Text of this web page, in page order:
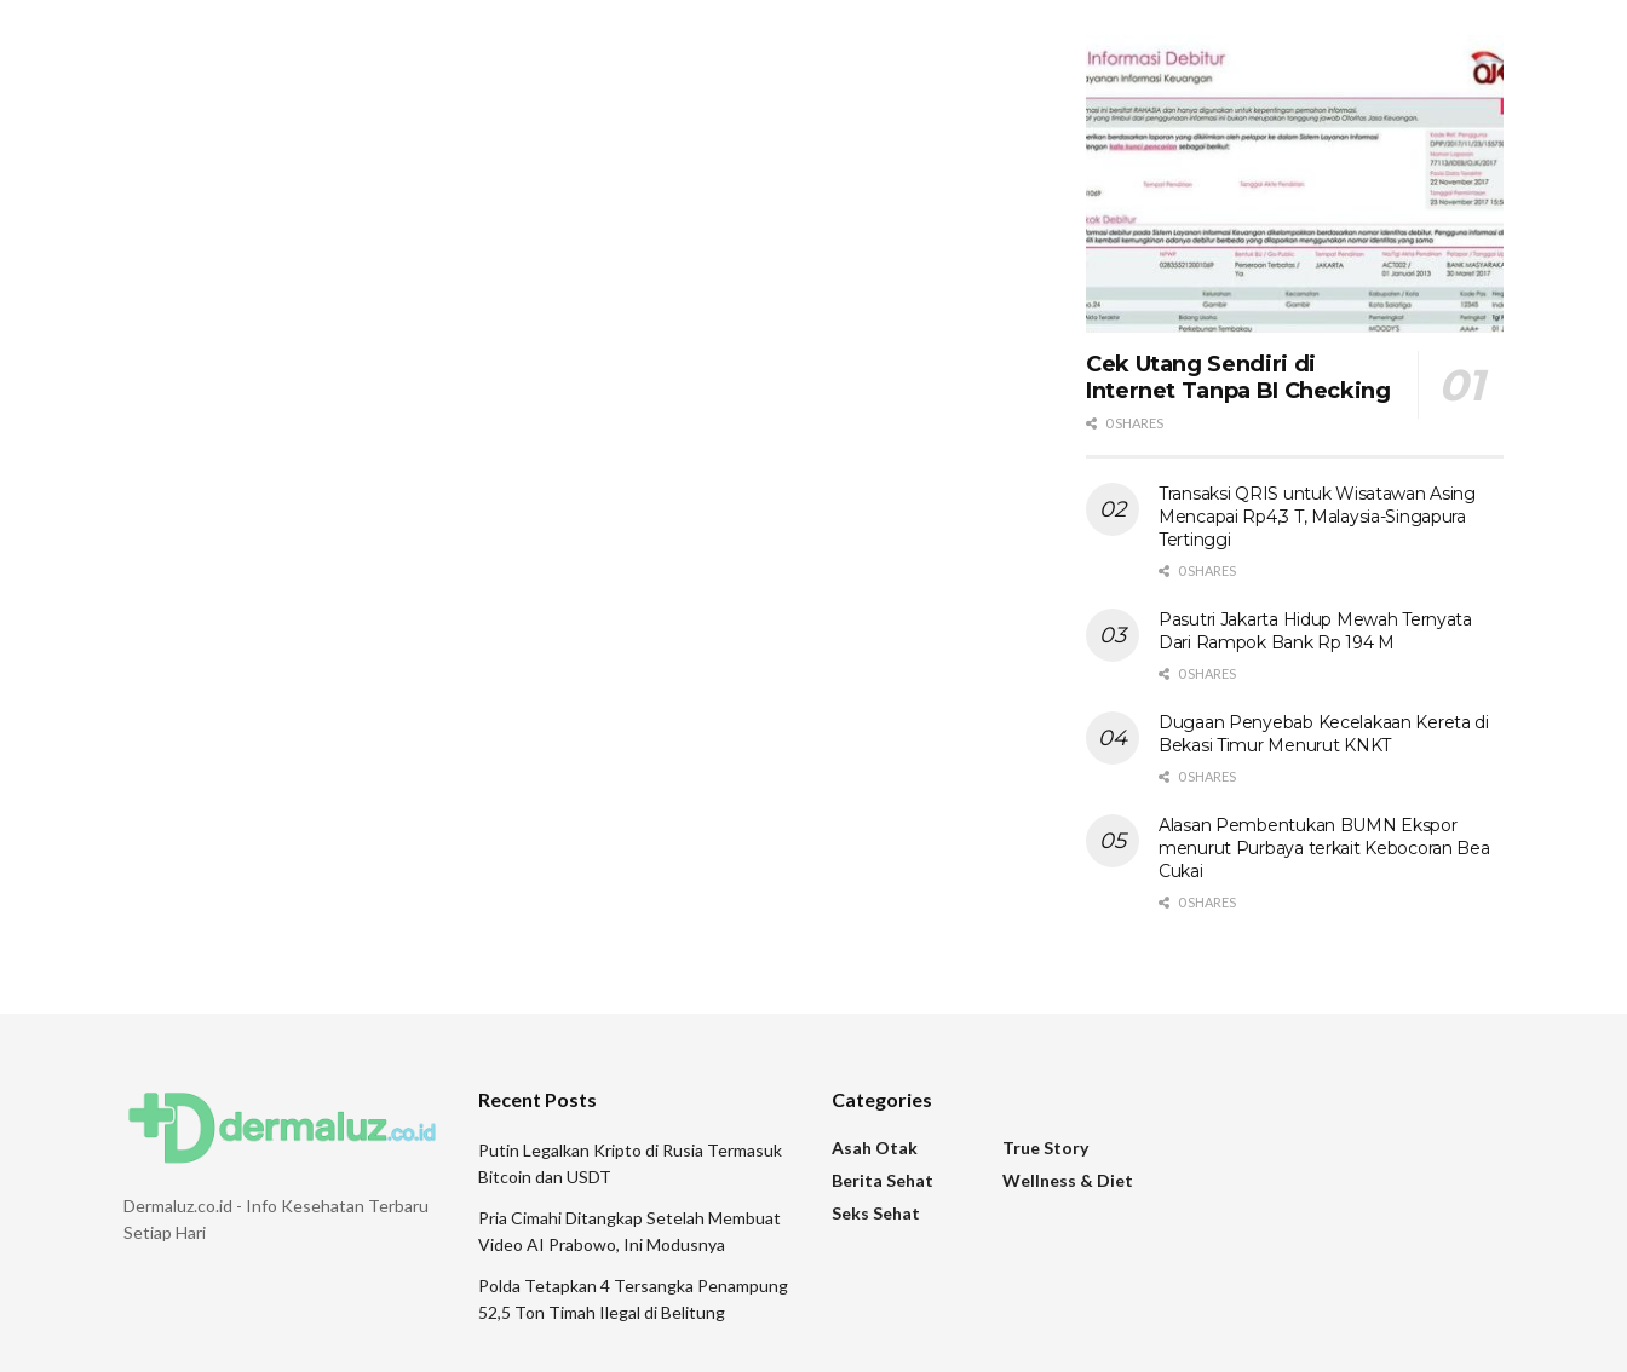
Cek Utang Sendiri di
Internet Tanpa BI Checking
0 SHARES
Transaksi QRIS untuk Wisatawan Asing
Mencapai Rp4,3 T, Malaysia-Singapura
Tertinggi
0 SHARES
Pasutri Jakarta Hidup Mewah Ternyata
Dari Rampok Bank Rp 194 M
0 SHARES
Dugaan Penyebab Kecelakaan Kereta di
Bekasi Timur Menurut KNKT
0 SHARES
Alasan Pembentukan BUMN Ekspor
menurut Purbaya terkait Kebocoran Bea
Cukai
0 SHARES
Dermaluz.co.id - Info Kesehatan Terbaru
Setiap Hari
Recent Posts
Putin Legalkan Kripto di Rusia Termasuk
Bitcoin dan USDT
Pria Cimahi Ditangkap Setelah Membuat
Video AI Prabowo, Ini Modusnya
Polda Tetapkan 4 Tersangka Penampung
52,5 Ton Timah Ilegal di Belitung
Categories
Asah Otak
Berita Sehat
Seks Sehat
True Story
Wellness & Diet